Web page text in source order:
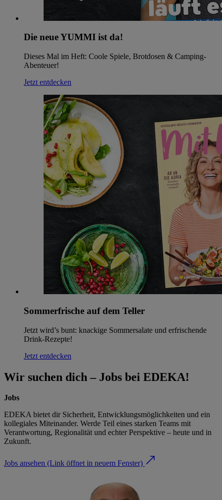
Die neue YUMMI ist da!
Dieses Mal im Heft: Coole Spiele, Brotdosen & Camping-
Abenteuer!
Jetzt entdecken
Sommerfrische auf dem Teller
Jetzt wird’s bunt: knackige Sommersalate und erfrischende
Drink-Rezepte!
Jetzt entdecken
Wir suchen dich – Jobs bei EDEKA!
Jobs
EDEKA bietet dir Sicherheit, Entwicklungsmöglichkeiten und ein
kollegiales Miteinander. Werde Teil eines starken Teams mit
Verantwortung, Regionalität und echter Perspektive – heute und in
Zukunft.
Jobs ansehen (Link öffnet in neuem Fenster)